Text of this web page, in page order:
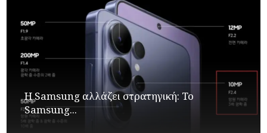
Η Samsung αλλάζει στρατηγική: Το
Samsung...